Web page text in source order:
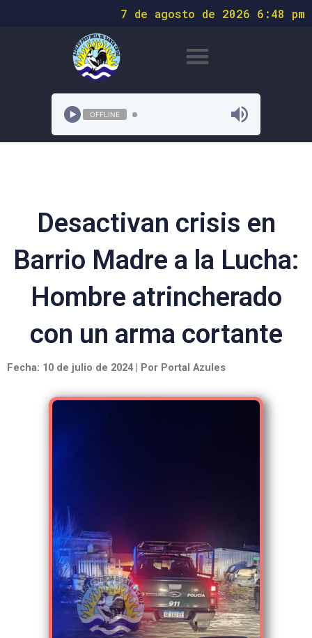
7 de agosto de 2026 6:48 pm
OFFLINE
Desactivan crisis en
Barrio Madre a la Lucha:
Hombre atrincherado
con un arma cortante
Fecha: 10 de julio de 2024 | Por Portal Azules